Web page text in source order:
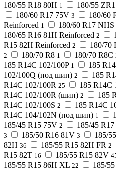
180/55 R18 80H 1 180/55
180/60 R17 75V 3 180/60
Reinforced 1 180/60 R17 NHS
180/65 R16 81H Reinforced 2
R15 82H Reinforced 2 180/70
2 180/70 R8 1 180/70 R8C
185 R14C 102/100P 1 185
102/100Q (под шип) 2 185
R14C 102/100R 25 185 R14C
R14C 102/100R (шип) 2 185
R14C 102/100S 2 185 R14C
R14C 104/102N (под шип) 1
185/45 R15 75V 2 185/45
3 185/50 R16 81V 3 185/
82H 36 185/55 R15 82H FR 2
R15 82T 16 185/55 R15 82V
185/55 R15 86H XL 22 185/